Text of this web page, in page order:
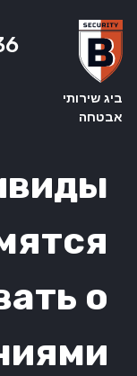
content
ביג שירותי
אבטחה
о